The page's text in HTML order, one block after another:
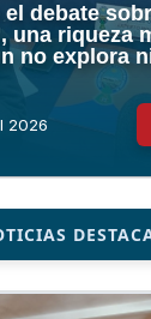
el debate
una riqueza
no explora
2026